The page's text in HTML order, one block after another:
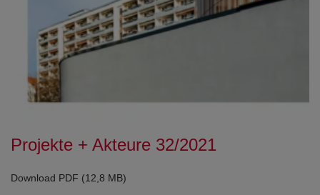
Projekte + Akteure 32/2021
Download PDF (12,8 MB)